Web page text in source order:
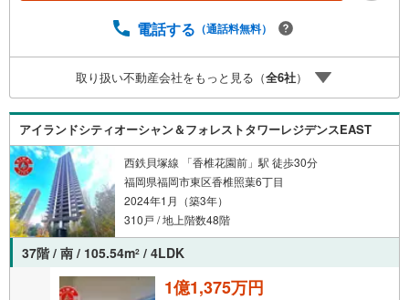
トアイマは福岡のマンション・新築一戸建ての専門店です
済プランもご用意平日も夜間もご見学OK/ご自宅・最寄り
駅まで送迎無料/オンライン相談OK「見るだけ」「ローン
相談だけ」でも歓迎します他社でローンが難しいと言われ
た方、転職後で審査にご不安の方もご相談ください
電話する （通話料無料）
取り扱い不動産会社をもっと見る（全6社）
アイランドシティオーシャン＆フォレストタワーレジデンスEAST
西鉄貝塚線 「香椎花園前」駅 徒歩30分
福岡県福岡市東区香椎照葉6丁目
2024年1月（築3年）
310戸 / 地上階数48階
37階 / 南 / 105.54m2 / 4LDK
1億1,375万円